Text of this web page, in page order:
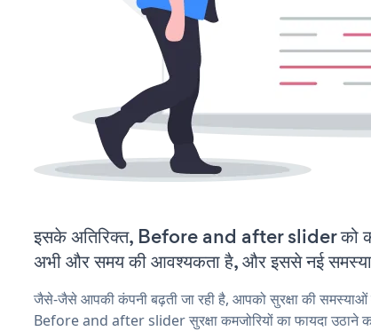
इसके अतिरिक्त, Before and after slider को
अभी और समय की आवश्यकता है, और इससे नई समस्याएं
जैसे-जैसे आपकी कंपनी बढ़ती जा रही है, आपको सुरक्षा की समस्याओं
Before and after slider सुरक्षा कमजोरियों का फायदा उठाने